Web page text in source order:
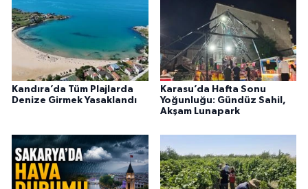
Kandıra’da Tüm Plajlarda
Denize Girmek Yasaklandı
Karasu’da Hafta Sonu
Yoğunluğu: Gündüz Sahil,
Akşam Lunapark